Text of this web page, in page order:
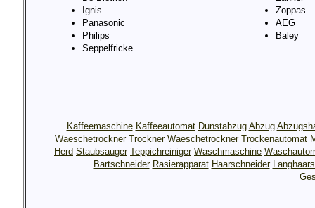
Ignis
Panasonic
Philips
Seppelfricke
Zoppas
AEG
Baley
Kaffeemaschine Kaffeeautomat Dunstabzug Abzug
Waeschetrockner Trockner Waeschetrockner Trockenautomat
Herd Staubsauger Teppichreiniger Waschmaschine
Bartschneider Rasierapparat Haarschneider